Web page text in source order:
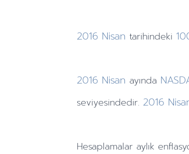
2016 Nisan tarihindeki
2016 Nisan ayında
seviyesindedir. 2016
Hesaplamalar aylık